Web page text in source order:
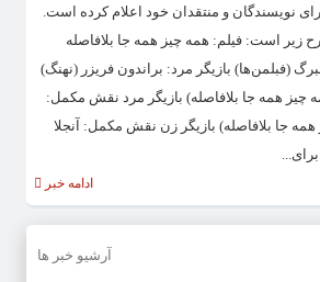
نویسندگان و منتقدان خود اعلام کرده است.
زیر است: فیلم: همه چیز همه جا بلافاصله
(فبلمن‌ها) بازیگر مرد: براندون فریزر (نهنگ)
چیز همه جا بلافاصله) بازیگر مرد نقش مکمل:
جا بلافاصله) بازیگر زن نقش مکمل: آنجلا
ادامه خبر
آرشیو خبر ها